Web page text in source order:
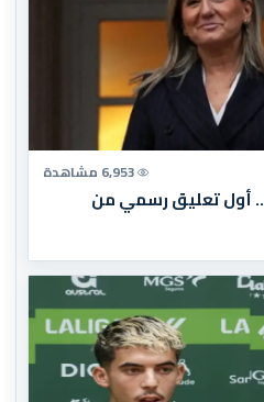
6,953 مشاهدة
جدل نهائي مونديال 2030.. أول تعليق رسمي من